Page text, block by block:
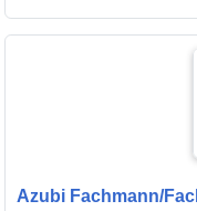
Azubi Fachmann/